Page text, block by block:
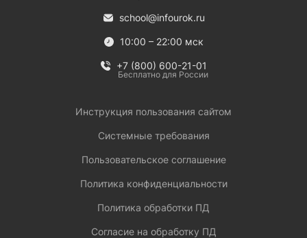
school@infourok.ru
10:00 – 22:00 мск
+7 (800) 600-21-01
Бесплатно для России
Инструкция пользования сайтом
Системные требования
Пользовательское соглашение
Политика конфиденциальности
Политика обработки ПД
Согласие на обработку ПД